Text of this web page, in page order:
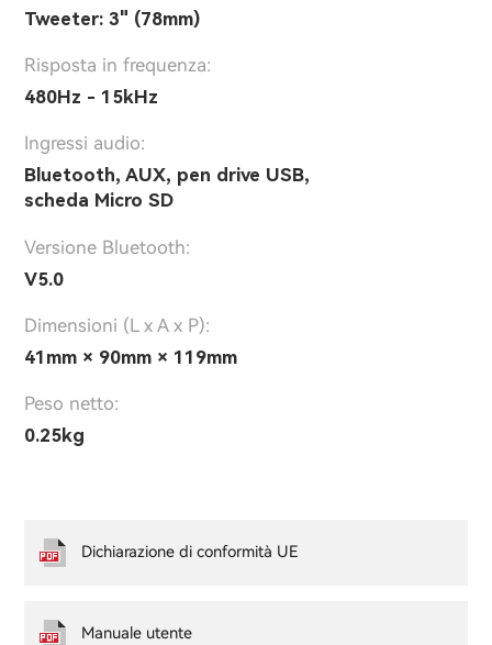
Tweeter: 3" (78mm)
Risposta in frequenza:
480Hz - 15kHz
Ingressi audio:
Bluetooth, AUX, pen drive USB,
scheda Micro SD
Versione Bluetooth:
V5.0
Dimensioni (L x A x P):
41mm × 90mm × 119mm
Peso netto:
0.25kg
Dichiarazione di conformità UE
Manuale utente